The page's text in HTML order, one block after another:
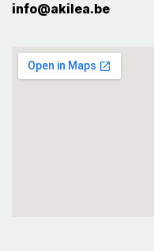
info@akilea.be​